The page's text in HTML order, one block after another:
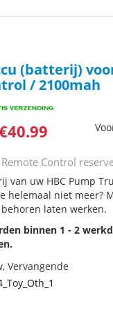
(batterij)
/ 2100mah
Control
van uw HBC Pump
helemaal niet meer?
laten werken.
binnen 1 - 2
Vervangende